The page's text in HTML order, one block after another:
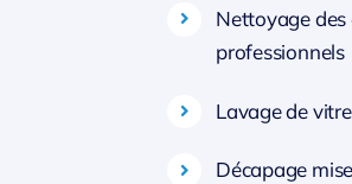
Nettoyage des
professionnels
Lavage de
Décapage